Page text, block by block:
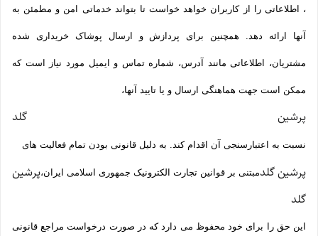
، اطلاعاتی را از کاربران خواهد خواست تا بتواند خدماتی امن و مطمئن به
آنها ارائه دهد. همچنین برای پردازش و ارسال پوشاک خریداری شده
مشتریان، اطلاعاتی مانند آدرس، شماره تماس و ایمیل مورد نیاز است که
ممکن است جهت هماهنگی ارسال و یا تایید آنها،
پرشین گلد
نسبت به اعتبارسنجی آن اقدام کند. به دلیل قانونی بودن تمام فعالیت های
پرشین گلدمبتنی بر قوانین تجارت الکترونیک جمهوری اسلامی ایران،پرشین
گلد
این حق را برای خود محفوظ می دارد که در صورت درخواست مراجع قانونی